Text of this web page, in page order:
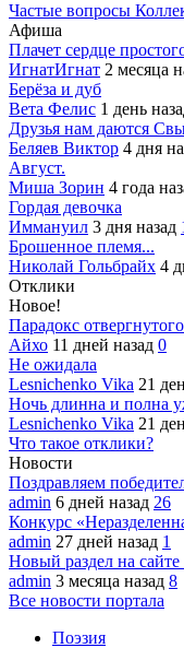
Частые вопросы
Афиша
Плачет сердце
ИгнатИгнат 2 месяца
Берёза и дуб
Вета Фелис 1 день
Друзья нам даются
Беляев Виктор 4 дня
Август.
Миша Зорин 4 года
Гордая девочка
Иммануил 3 дня назад
Брошенное племя...
Николай Гольбрайх 4
Отклики
Новое!
Парадокс
Айхо 11 дней назад 0
Не ожидала
Lesnichenko Vika 21
Ночь длинна и полна
Lesnichenko Vika 21
Что такое отклики?
Новости
Поздравляем
admin 6 дней назад 26
Конкурс
admin 27 дней назад 1
Новый раздел на
admin 3 месяца назад 8
Все новости портала
Поэзия